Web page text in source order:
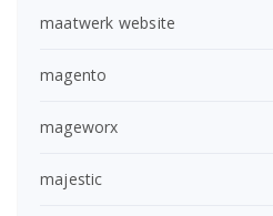
maatwerk website
magento
mageworx
majestic